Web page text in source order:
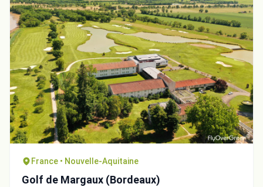
France • Nouvelle-Aquitaine
Golf de Margaux (Bordeaux)